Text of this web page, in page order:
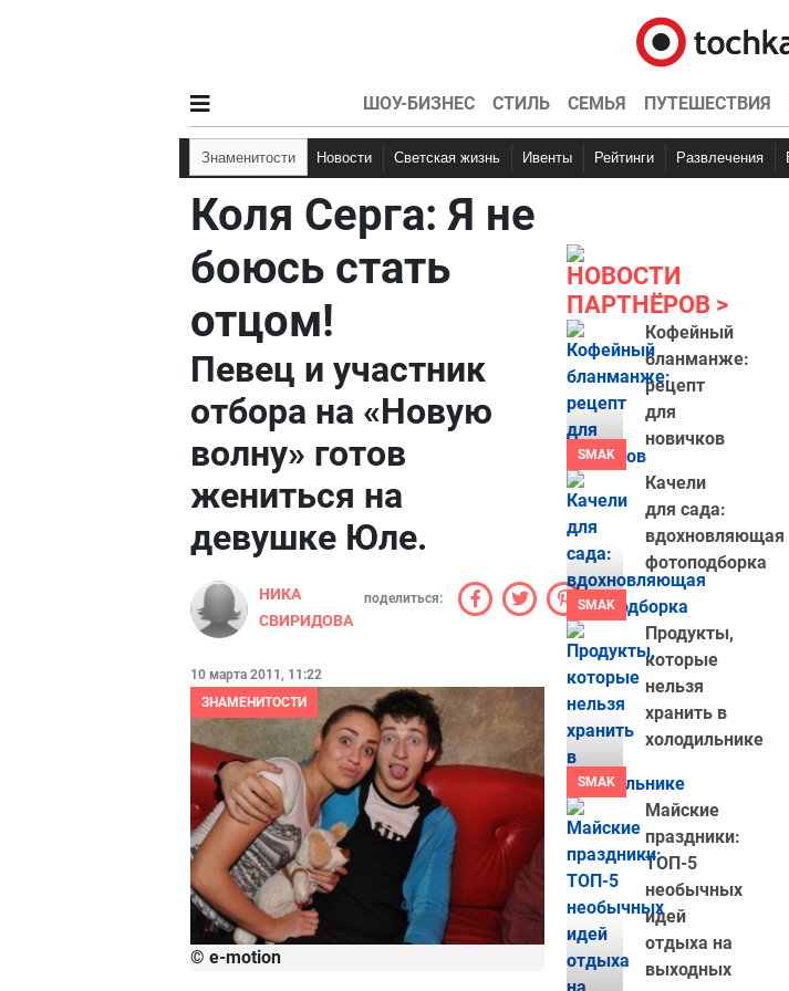
ШОУ-БИЗНЕС СТИЛЬ СЕМЬЯ ПУТЕШЕСТВИЯ
Знаменитости Новости Светская жизнь Ивенты Рейтинги Развлечения
Коля Серга: Я не
боюсь стать
отцом!
Певец и участник
отбора на «Новую
волну» готов
жениться на
девушке Юле.
НИКА
СВИРИДОВА
поделиться:
10 марта 2011, 11:22
ЗНАМЕНИТОСТИ
© e-motion
НОВОСТИ
ПАРТНЁРОВ
SMAK
Кофейный
бланманже:
рецепт
для
новичков
SMAK
Качели
для сада:
вдохновляющая
фотоподборка
SMAK
Продукты,
которые
нельзя
хранить в
холодильнике
Майские
праздники:
ТОП-5
необычных
идей
отдыха на
выходных